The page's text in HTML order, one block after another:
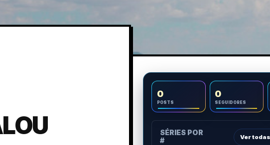
0
POSTS
0
SEGUIDORES
SÉRIES POR
#
Ver